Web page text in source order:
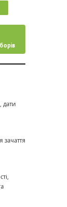
дати
зачаття